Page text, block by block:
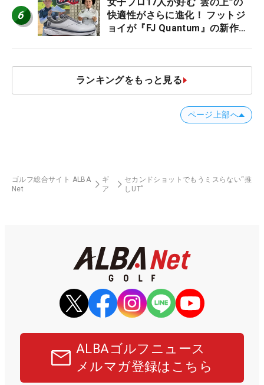
6
快適性がさらに進化！ フットジ
ョイが『FJ Quantum』の新作を
ランキングをもっと見る
ページ上部へ
ゴルフ総合サイト ALBA
Net
ギ
ア
セカンドショットでもうミスらない“推
しUT”
ALBAゴルフニュース
メルマガ登録はこちら